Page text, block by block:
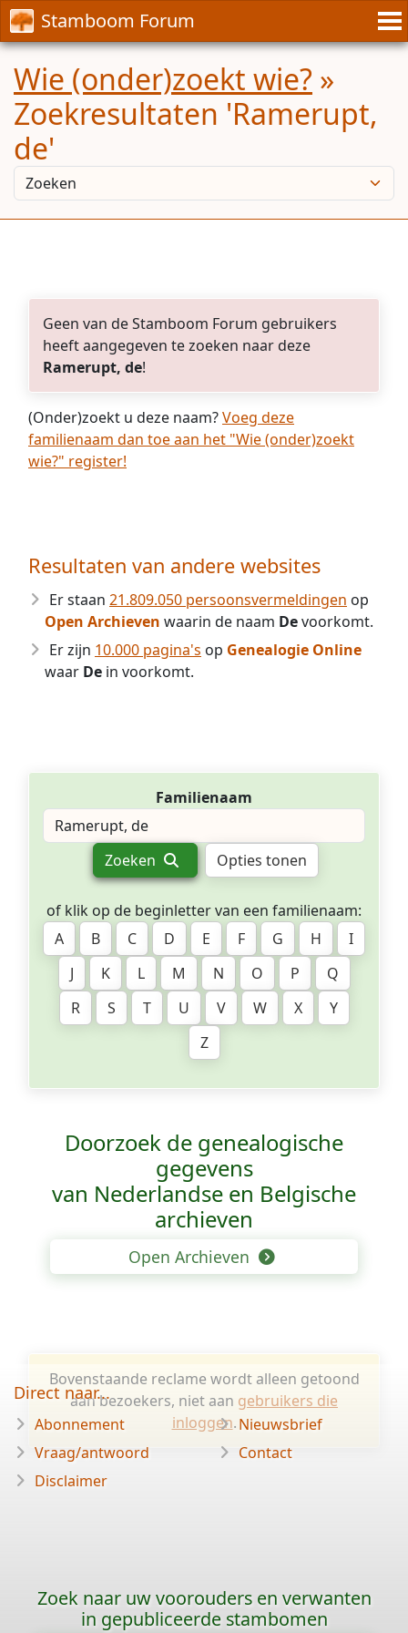
Stamboom Forum
Wie (onder)zoekt wie? »
Zoekresultaten 'Ramerupt,
de'
Geen van de Stamboom Forum gebruikers
heeft aangegeven te zoeken naar deze
Ramerupt, de!
(Onder)zoekt u deze naam?Voeg deze
familienaam dan toe aan het "Wie (onder)zoekt
wie?" register!
Resultaten van andere websites
Er staan 21.809.050 persoonsvermeldingen op
Open Archieven waarin de naam Devoorkomt.
Er zijn 10.000 pagina's op Genealogie Online
waar De in voorkomt.
Familienaam
Zoeken Opties tonen
of klik op de beginletter van een familienaam:
A
B C D E F G H
I
J
K L M N O P
Q
R
S T U V W X
Y
Z
Doorzoek de genealogische
gegevens
van Nederlandse en Belgische
archieven
Open Archieven
Bovenstaande reclame wordt alleen getoond
aan bezoekers, niet aan gebruikers die
inloggen.
Direct naar...
Abonnement
Vraag/antwoord
Disclaimer
Nieuwsbrief
Contact
Zoek naar uw voorouders en verwanten
in gepubliceerde stambomen